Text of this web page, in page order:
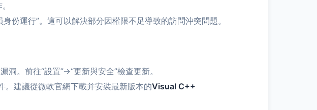
份運行”。這可以解決部分因權限不足導致的訪問沖突問題。
。前往“設置”->“更新與安全”檢查更新。
建議從微軟官網下載并安裝最新版本的Visual C++